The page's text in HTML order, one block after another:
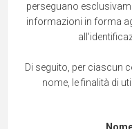
perseguano
informazioni in forma
Di seguito, per ciascun
nome, le finalità di